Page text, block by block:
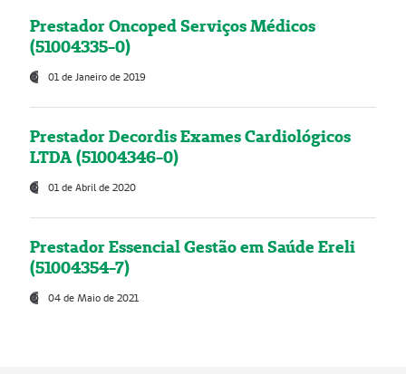
Prestador Oncoped Serviços Médicos
(51004335-0)
01 de Janeiro de 2019
Prestador Decordis Exames Cardiológicos
LTDA (51004346-0)
01 de Abril de 2020
Prestador Essencial Gestão em Saúde Ereli
(51004354-7)
04 de Maio de 2021